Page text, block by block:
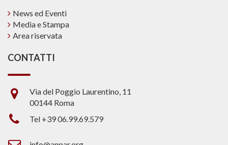
News ed Eventi
Media e Stampa
Area riservata
CONTATTI
Via del Poggio Laurentino, 11
00144 Roma
Tel +39 06.99.69.579